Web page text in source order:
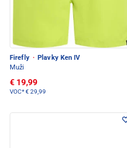
Firefly · Plavky Ken IV
Muži
€ 19,99
VOC*€ 29,99